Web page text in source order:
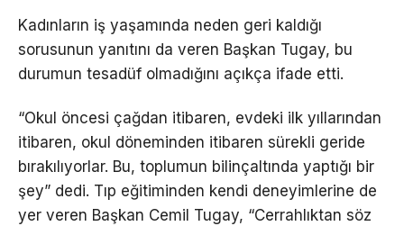
Kadınların iş yaşamında neden geri kaldığı
sorusunun yanıtını da veren Başkan Tugay, bu
durumun tesadüf olmadığını açıkça ifade etti.
“Okul öncesi çağdan itibaren, evdeki ilk yıllarından
itibaren, okul döneminden itibaren sürekli geride
bırakılıyorlar. Bu, toplumun bilinçaltında yaptığı bir
şey” dedi. Tıp eğitiminden kendi deneyimlerine de
yer veren Başkan Cemil Tugay, “Cerrahlıktan söz